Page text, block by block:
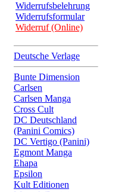
Widerrufsbelehrung
Widerrufsformular
Widerruf (Online)
Deutsche Verlage
Bunte Dimension
Carlsen
Carlsen Manga
Cross Cult
DC Deutschland
(Panini Comics)
DC Vertigo (Panini)
Egmont Manga
Ehapa
Epsilon
Kult Editionen